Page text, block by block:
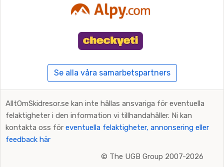
Se alla våra samarbetspartners
AlltOmSkidresor.se kan inte hållas ansvariga för eventuella
felaktigheter i den information vi tillhandahåller. Ni kan
kontakta oss för eventuella felaktigheter, annonsering eller
feedback här
© The UGB Group 2007-2026